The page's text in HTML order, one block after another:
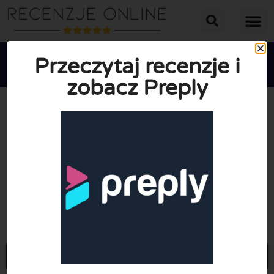
 
Przeczytaj recenzje i
zobacz Preply